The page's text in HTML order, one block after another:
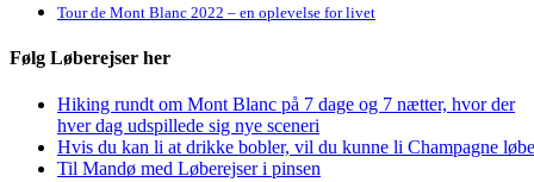
Tour de Mont Blanc 2022 – en oplevelse for livet
Følg Løberejser her
Hiking rundt om Mont Blanc på 7 dage og 7 nætter, hvor der
hver dag udspillede sig nye sceneri
Hvis du kan li at drikke bobler, vil du kunne li Champagne
Til Mandø med Løberejser i pinsen